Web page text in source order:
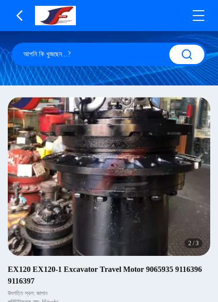
2 /3
EX120 EX120-1 Excavator Travel Motor 9065935 9116396
9116397
উৎপত্তি স্থল: জাপান